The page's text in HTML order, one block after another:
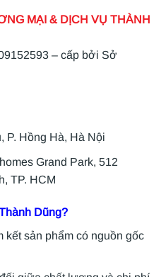
MẠI & DỊCH VỤ THÀNH
– cấp bởi Sở
P. Hồng Hà, Hà Nội
Grand Park, 512
TP. HCM
Dũng?
kết sản phẩm có nguồn gốc